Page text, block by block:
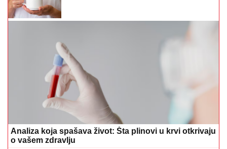
Analiza koja spašava život: Šta plinovi u krvi otkrivaju
o vašem zdravlju